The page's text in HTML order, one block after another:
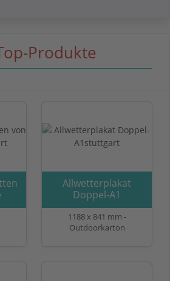
Produkte
Allwetterplakat
Doppel-A1
1188 x 841 mm -
Outdoorkarton